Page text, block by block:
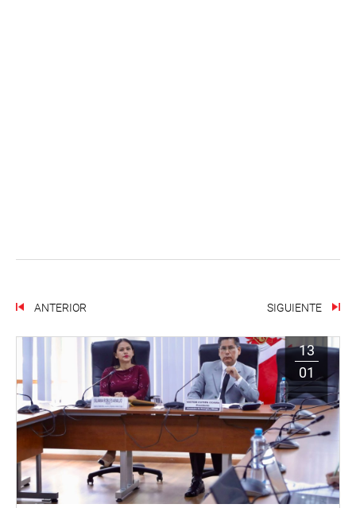
ANTERIOR SIGUIENTE
13
01